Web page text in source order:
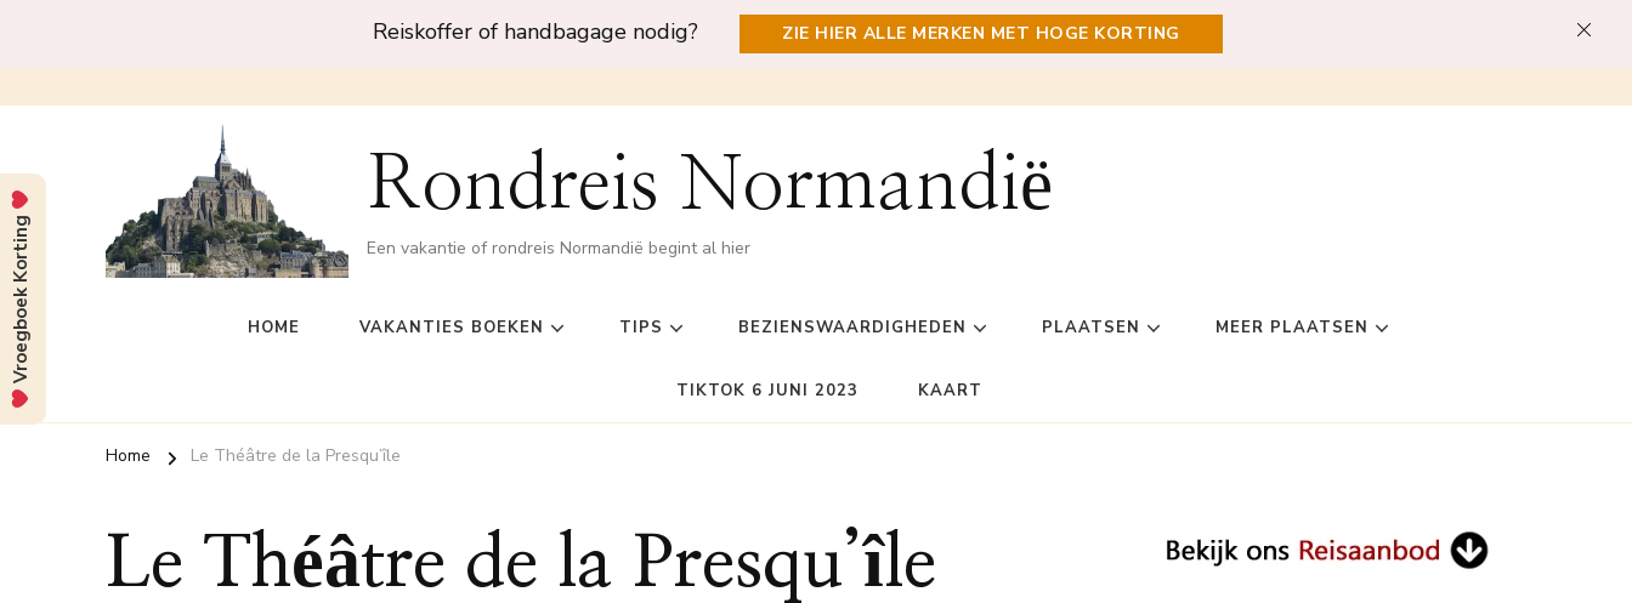
Reiskoffer of handbagage nodig? ZIE HIER ALLE MERKEN MET HOGE KORTING
Rondreis Normandië
Een vakantie of rondreis Normandië begint al hier
HOME VAKANTIES BOEKEN TIPS BEZIENSWAARDIGHEDEN PLAATSEN MEER PLAATSEN
TIKTOK 6 JUNI 2023 KAART
Home Le Théâtre de la Presqu’île
Le Théâtre de la Presqu’île
Vroegboek Korting